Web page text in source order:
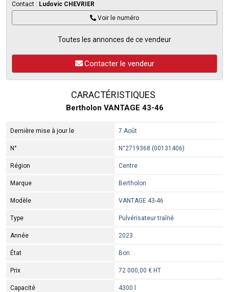
Contact : Ludovic CHEVRIER
Voir le numéro
Toutes les annonces de ce vendeur
Contacter le vendeur
CARACTÉRISTIQUES
Bertholon VANTAGE 43-46
Dernière mise à jour le 7 Août
N° N°2719368 (00131406)
Région Centre
Marque Bertholon
Modèle VANTAGE 43-46
Type Pulvérisateur traîné
Année 2023
État Bon
Prix 72 000,00 € HT
Capacité 4300 l